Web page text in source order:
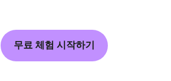
무료 체험 시작하기